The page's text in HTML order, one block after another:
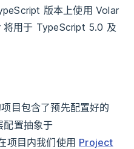
版本上使用 Volar
将用于 TypeScript 5.0 及
目包含了预先配置好的
配置抽象于
项目内我们使用 Project